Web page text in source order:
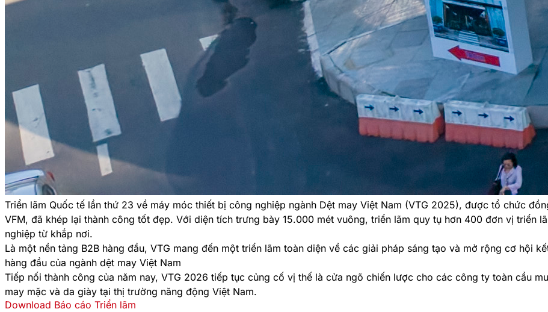
Triển lãm Quốc tế lần thứ 23 về máy móc thiết bị công nghiệp ngành Dệt may Việt Nam (VTG 2025), được tổ chức
VFM, đã khép lại thành công tốt đẹp. Với diện tích trưng bày 15.000 mét vuông, triển lãm quy tụ hơn 400 đơn vị triển
nghiệp từ khắp nơi.
Là một nền tảng B2B hàng đầu, VTG mang đến một triển lãm toàn diện về các giải pháp sáng tạo và mở rộng cơ hội
hàng đầu của ngành dệt may Việt Nam
Tiếp nối thành công của năm nay, VTG 2026 tiếp tục củng cố vị thế là cửa ngõ chiến lược cho các công ty toàn cầu
may mặc và da giày tại thị trường năng động Việt Nam.
Download Báo cáo Triển lãm